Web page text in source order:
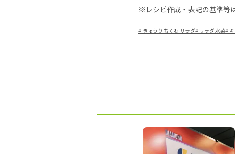
※レシピ作成・表記の基準等は
# きゅうり ちくわ サラダ# サラダ 水菜#